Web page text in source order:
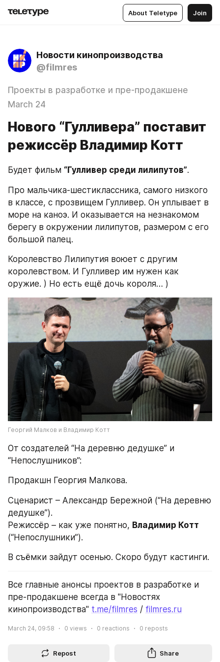
About Teletype Join
Новости кинопроизводства
@filmres
Проекты в разработке и пре-продакшене
March 24
Нового “Гулливера” поставит
режиссёр Владимир Котт
Будет фильм “Гулливер среди лилипутов”.
Про мальчика-шестиклассника, самого низкого
в классе, с прозвищем Гулливер. Он уплывает в
море на каноэ. И оказывается на незнакомом
берегу в окружении лилипутов, размером с его
большой палец.
Королевство Лилипутия воюет с другим
королевством. И Гулливер им нужен как
оружие. ) Но есть ещё дочь короля… )
Георгий Малков и Владимир Котт
От создателей “На деревню дедушке” и
“Непослушников”:
Продакшн Георгия Малкова.
Сценарист – Александр Бережной (“На деревню
дедушке”).
Режиссёр – как уже понятно, Владимир Котт
(“Непослушники”).
В съёмки зайдут осенью. Скоро будут кастинги.
Все главные анонсы проектов в разработке и
пре-продакшене всегда в "Новостях
кинопроизводства" t.me/filmres / filmres.ru
March 24, 09:58 0 views 0 reactions 0 reposts
Repost Share